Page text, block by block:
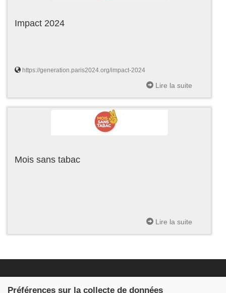
Impact 2024
https://generation.paris2024.org/impact-2024
Lire la suite
Mois sans tabac
Lire la suite
Préférences sur la collecte de données